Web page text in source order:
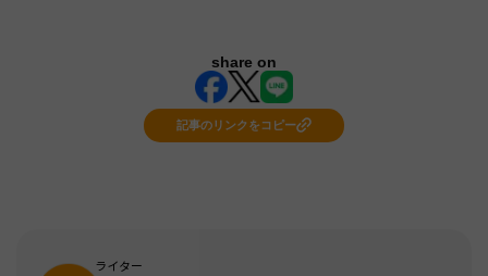
share on
記事のリンクをコピー
ライター